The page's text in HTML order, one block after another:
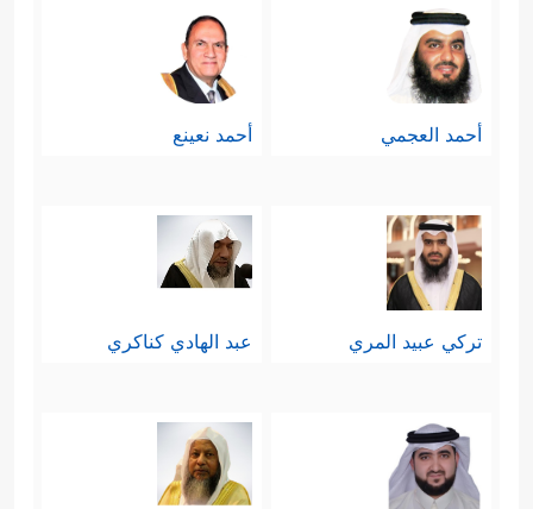
أحمد العجمي أحمد نعينع
تركي عبيد المري عبد الهادي كناكري